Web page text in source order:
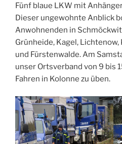
Fünf blaue LKW mit
Dieser ungewohnte Anblick
Anwohnenden in
Grünheide, Kagel,
und Fürstenwalde. Am
unser Ortsverband von 9 bis
Fahren in Kolonne zu üben.